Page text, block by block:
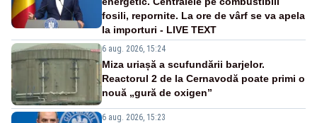
fosili, repornite. La ore de vârf se va apela
la importuri - LIVE TEXT
6 aug. 2026, 15:24
Miza uriașă a scufundării barjelor.
Reactorul 2 de la Cernavodă poate primi o
nouă „gură de oxigen”
6 aug. 2026, 15:23